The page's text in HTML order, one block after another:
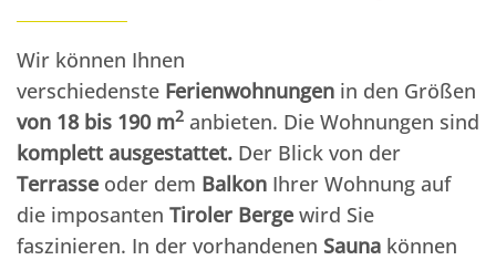
Wir können Ihnen
verschiedenste Ferienwohnungen in den Größen
von 18 bis 190 m2 anbieten. Die Wohnungen sind
komplett ausgestattet. Der Blick von der
Terrasse oder dem Balkon Ihrer Wohnung auf
die imposanten Tiroler Berge wird Sie
faszinieren. In der vorhandenen Sauna können